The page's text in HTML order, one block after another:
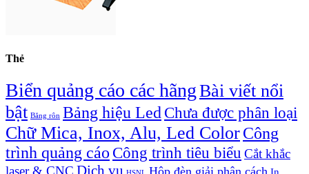
Thẻ
Biển quảng cáo các hãngBài viết nổi
bật Băng rôn Bảng hiệu Led Chưa được phân loại
Chữ Mica, Inox, Alu, Led ColorCông
trình quảng cáo Công trình tiêu biểu Cắt khắc